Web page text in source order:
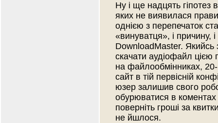
Ну і ще надцять гіпотез
яких не виявилася
однією з перепечаток
«винуватця», і причину, і
DownloadMaster. Якийсь
скачати аудіофайл цією
на файлообмінниках,
сайт в тій первісній
юзер залишив свого
обурюватися в коментах
поверніть гроші за
не йшлося.